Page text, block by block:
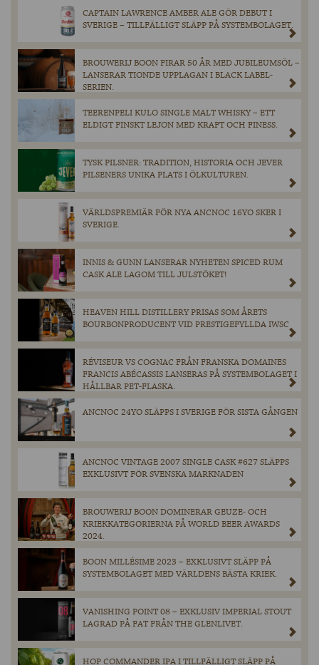
CAPTAIN LAWRENCE AMBER ALE GÖR DEBUT I
SVERIGE – TILLFÄLLIGT SLÄPP PÅ SYSTEMBOLAGET.
BROUWERIJ BOON FIRAR 50 ÅR MED JUBILEUMSÖL –
LANSERAR TIONDE UPPLAGAN I BLACK LABEL-
SERIEN.
TEERENPELI KULO SINGLE MALT WHISKY – ETT
ELDIGT FINSKT LEJON MED KRAFT OCH FINESS.
TYSK PILSNER: TRADITION, HISTORIA OCH JEVER
PILSENERS UNIKA PLATS I ÖLKULTUREN.
VÄRLDSPREMIÄR FÖR NYA ANCNOC 16YO SKER I
SVERIGE.
INNIS & GUNN LANSERAR NYHETEN SPICED RUM
CASK ALE LAGOM TILL JULSTÖKET!
HEAVEN HILL DISTILLERY PRISAS SOM ÅRETS
BOURBONPRODUCENT VID PRESTIGEFYLLDA IWSC
RÉVISEUR VS COGNAC FRÅN FRANSKA DOMAINES
FRANCIS ABÉCASSIS LANSERAS PÅ SYSTEMBOLAGET I
HÅLLBAR PET-FLASKA.
ANCNOC 24YO SLÄPPS I SVERIGE FÖR SISTA GÅNGEN
ANCNOC VINTAGE 2007 SINGLE CASK #627 SLÄPPS
EXKLUSIVT FÖR SVENSKA MARKNADEN
BROUWERIJ BOON DOMINERAR GEUZE- OCH
KRIEKKATEGORIERNA PÅ WORLD BEER AWARDS
2024.
BOON MILLÉSIME 2023 – EXKLUSIVT SLÄPP PÅ
SYSTEMBOLAGET MED VÄRLDENS BÄSTA KRIEK.
VANISHING POINT 08 – EXKLUSIV IMPERIAL STOUT
LAGRAD PÅ FAT FRÅN THE GLENLIVET.
HOP COMMANDER IPA I TILLFÄLLIGT SLÄPP PÅ